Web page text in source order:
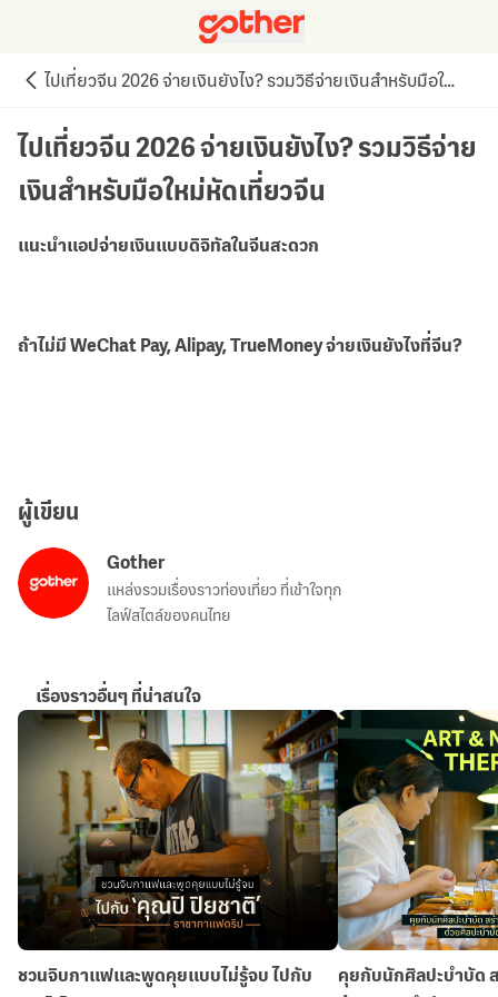
ไปเที่ยวจีน 2026 จ่ายเงินยังไง? รวมวิธีจ่ายเงินสำหรับมือใหม่หัดเที่ยวจีน
ไปเที่ยวจีน 2026 จ่ายเงินยังไง? รวมวิธีจ่าย
เงินสำหรับมือใหม่หัดเที่ยวจีน
แนะนำแอปจ่ายเงินแบบดิจิทัลในจีนสะดวก
ถ้าไม่มี WeChat Pay, Alipay, TrueMoney จ่ายเงินยังไงที่จีน?
ผู้เขียน
Gother
แหล่งรวมเรื่องราวท่องเที่ยว ที่เข้าใจทุก
ไลฟ์สไตล์ของคนไทย
เรื่องราวอื่นๆ ที่น่าสนใจ
ชวนจิบกาแฟและพูดคุยแบบไม่รู้จบ ไปกับ
คุยกับนักศิลปะบำบัด